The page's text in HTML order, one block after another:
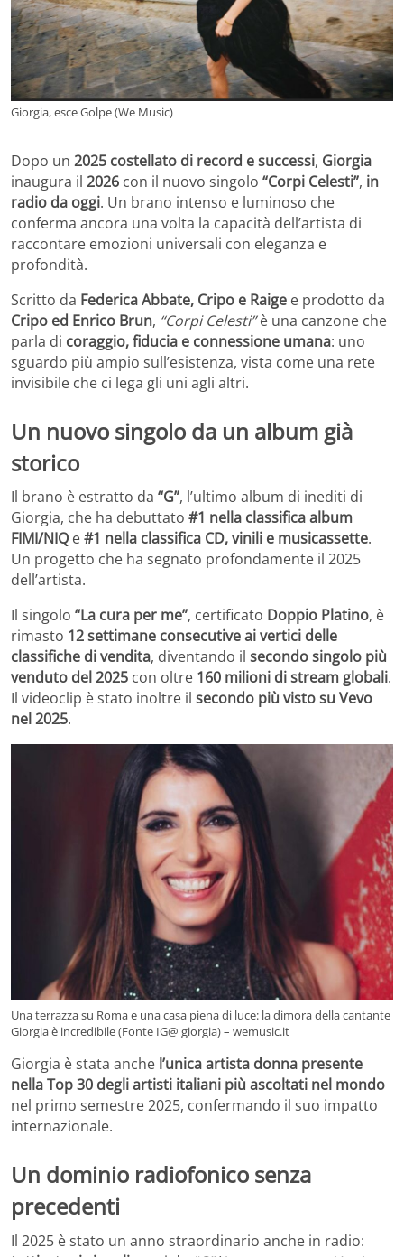
Giorgia, esce Golpe (We Music)
Dopo un 2025 costellato di record e successi, Giorgia
inaugura il 2026 con il nuovo singolo “Corpi Celesti”, in
radio da oggi. Un brano intenso e luminoso che
conferma ancora una volta la capacità dell’artista di
raccontare emozioni universali con eleganza e
profondità.
Scritto da Federica Abbate, Cripo e Raige e prodotto da
Cripo ed Enrico Brun, “Corpi Celesti”è una canzone che
parla di coraggio, fiducia e connessione umana: uno
sguardo più ampio sull’esistenza, vista come una rete
invisibile che ci lega gli uni agli altri.
Un nuovo singolo da un album già
storico
Il brano è estratto da “G”, l’ultimo album di inediti di
Giorgia, che ha debuttato #1 nella classifica album
FIMI/NIQ e#1 nella classifica CD, vinili e musicassette.
Un progetto che ha segnato profondamente il 2025
dell’artista.
Il singolo “La cura per me”, certificato Doppio Platino, è
rimasto 12 settimane consecutive ai vertici delle
classifiche di vendita, diventando il secondo singolo più
venduto del 2025 con oltre 160 milioni di stream globali.
Il videoclip è stato inoltre il secondo più visto su Vevo
nel 2025.
Una terrazza su Roma e una casa piena di luce: la dimora della cantante
Giorgia è incredibile (Fonte IG@ giorgia) – wemusic.it
Giorgia è stata anche l’unica artista donna presente
nella Top 30 degli artisti italiani più ascoltati nel mondo
nel primo semestre 2025, confermando il suo impatto
internazionale.
Un dominio radiofonico senza
precedenti
Il 2025 è stato un anno straordinario anche in radio: